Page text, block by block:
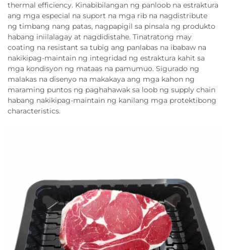
thermal efficiency. Kinabibilangan ng panloob na estraktura
ang mga especial na suport na mga rib na nagdistribute
ng timbang nang patas, nagpapigil sa pinsala ng produkto
habang iniilalagay at nagdidistahe. Tinatratong may
coating na resistant sa tubig ang panlabas na ibabaw na
nakikipag-maintain ng integridad ng estraktura kahit sa
mga kondisyon ng mataas na pamumuo. Sigurado ng
malakas na disenyo na makakaya ang mga kahon ng
maraming puntos ng paghahawak sa loob ng supply chain
habang nakikipag-maintain ng kanilang mga protektibong
characteristics.